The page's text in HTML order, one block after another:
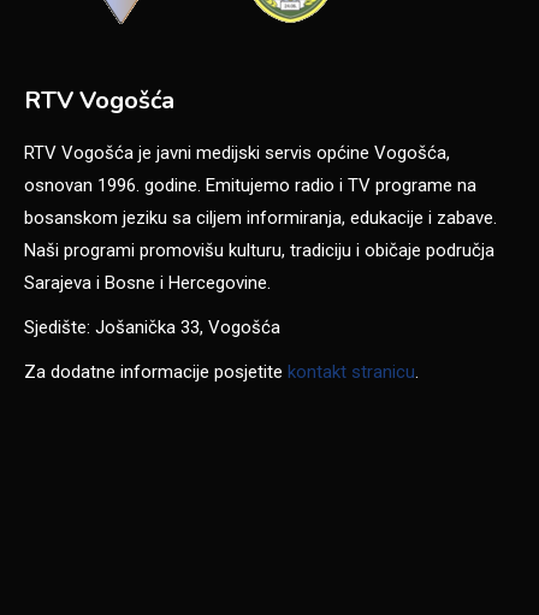
RTV Vogošća
RTV Vogošća je javni medijski servis općine Vogošća,
osnovan 1996. godine. Emitujemo radio i TV programe na
bosanskom jeziku sa ciljem informiranja, edukacije i zabave.
Naši programi promovišu kulturu, tradiciju i običaje područja
Sarajeva i Bosne i Hercegovine.
Sjedište: Jošanička 33, Vogošća
Za dodatne informacije posjetite kontakt stranicu